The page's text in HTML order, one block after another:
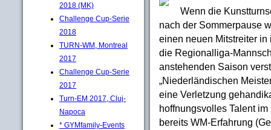
2018 (MK)
Challenge Cup-Serie
2018
TURN-WM, Montreal
2017
Challenge Cup-Serie
2017
Turn-EM 2017, Cluj-
Napoca
* GYMfamily-Events
Wenn die
nach der Sommerpause
einen neuen Mitstreiter
die Regionalliga-
anstehenden Saison
„Niederländischen
eine Verletzung
hoffnungsvolles Talent
bereits WM-Erfahrung